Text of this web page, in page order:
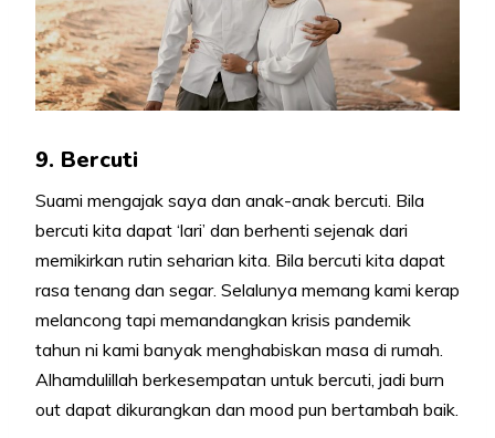
9. Bercuti
Suami mengajak saya dan anak-anak bercuti. Bila
bercuti kita dapat ‘lari’ dan berhenti sejenak dari
memikirkan rutin seharian kita. Bila bercuti kita dapat
rasa tenang dan segar. Selalunya memang kami kerap
melancong tapi memandangkan krisis pandemik
tahun ni kami banyak menghabiskan masa di rumah.
Alhamdulillah berkesempatan untuk bercuti, jadi burn
out dapat dikurangkan dan mood pun bertambah baik.